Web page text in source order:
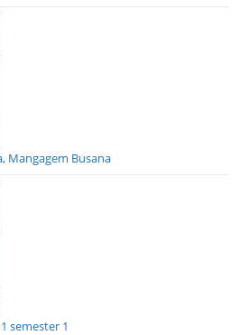
Mangagem Busana
semester 1